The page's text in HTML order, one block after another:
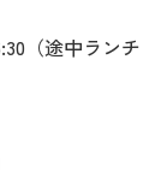
（途中ランチ